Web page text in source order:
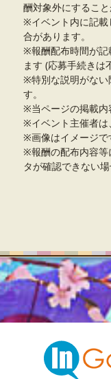
酬対象外にすること
※イベント内に記載
合があります。
※報酬配布時間が記
ます (応募手続きは
※特別な説明がない
す。
※当ページの掲載内
※イベント主催者は
※画像はイメージで
※報酬の配布内容等
タが確認できない